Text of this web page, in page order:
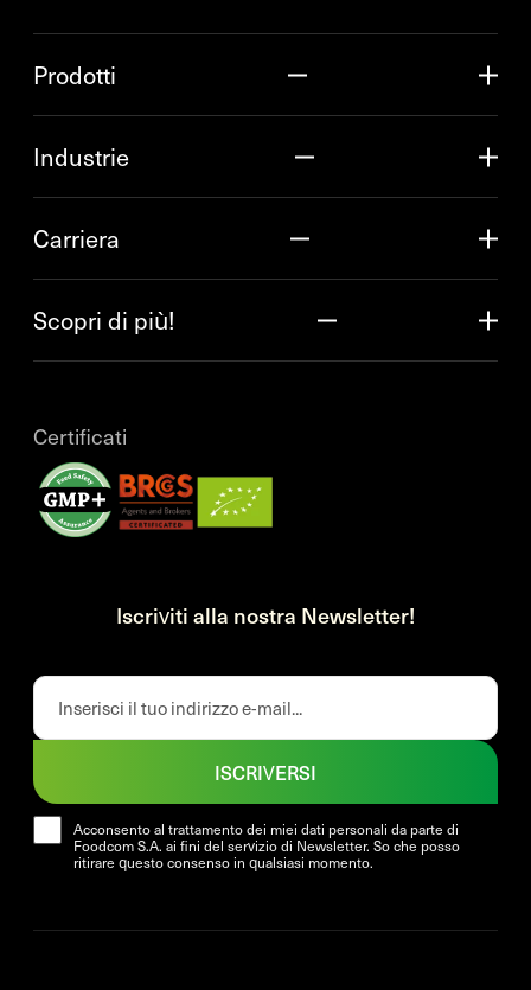
Prodotti
Industrie
Carriera
Scopri di più!
Certificati
Iscriviti alla nostra Newsletter!
Acconsento al trattamento dei miei dati personali da parte di
Foodcom S.A. ai fini del servizio di Newsletter. So che posso
ritirare questo consenso in qualsiasi momento.
ISCRIVERSI